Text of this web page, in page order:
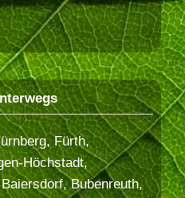
Fürth,
Höchstadt,
Bubenreuth,